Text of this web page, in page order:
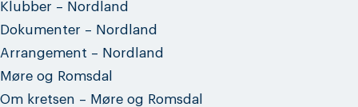
Klubber – Nordland
Dokumenter – Nordland
Arrangement – Nordland
Møre og Romsdal
Om kretsen – Møre og Romsdal